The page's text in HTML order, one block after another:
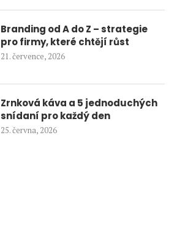
Branding od A do Z – strategie
pro firmy, které chtějí růst
21. července, 2026
Zrnková káva a 5 jednoduchých
snídaní pro každý den
25. června, 2026